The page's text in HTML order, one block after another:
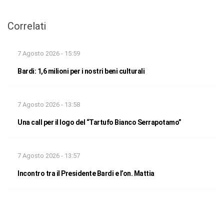
Correlati
7 Agosto 2026 - 15:59
Bardi: 1,6 milioni per i nostri beni culturali
7 Agosto 2026 - 13:58
Una call per il logo del “Tartufo Bianco Serrapotamo”
7 Agosto 2026 - 13:57
Incontro tra il Presidente Bardi e l’on. Mattia